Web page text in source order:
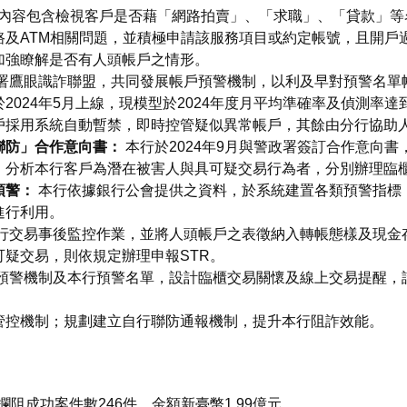
容包含檢視客戶是否藉「網路拍賣」、「求職」、「貸款」
ATM相關問題，並積極申請該服務項目或約定帳號，且開
瞭解是否有人頭帳戶之情形。
眼識詐聯盟，共同發展帳戶預警機制，以利及早對預警名
年5月上線，現模型於2024年度月平均準確率及偵測率
用系統自動暫禁，即時控管疑似異常帳戶，其餘由分行協助
」合作意向書： 本行於2024年9月與警政署簽訂合作意向
析本行客戶為潛在被害人與具可疑交易行為者，分別辦理臨
： 本行依據銀行公會提供之資料，於系統建置各類預警指
利用。
交易事後監控作業，並將人頭帳戶之表徵納入轉帳態樣及現
交易，則依規定辦理申報STR。
警機制及本行預警名單，設計臨櫃交易關懷及線上交易提醒
機制；規劃建立自行聯防通報機制，提升本行阻詐效能。